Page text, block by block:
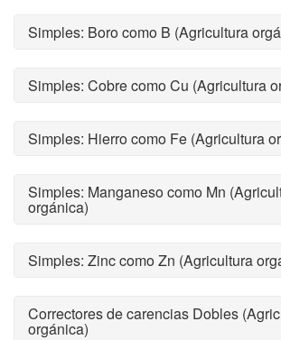
Simples: Boro como B (Agricultura
Simples: Cobre como Cu (Agricultura
Simples: Hierro como Fe (Agricultura
Simples: Manganeso como Mn
orgánica)
Simples: Zinc como Zn (Agricultura
Correctores de carencias Dobles
orgánica)